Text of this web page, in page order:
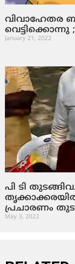
വിവാഹേതര
വെട്ടിക്കൊന്നു
January 21, 2022
പി ടി
പ്രചാരണം
May 3, 2022